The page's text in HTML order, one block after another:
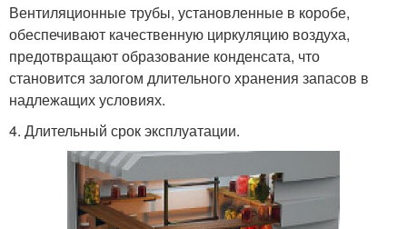
Вентиляционные трубы, установленные в коробе,
обеспечивают качественную циркуляцию воздуха,
предотвращают образование конденсата, что
становится залогом длительного хранения запасов в
надлежащих условиях.
4. Длительный срок эксплуатации.